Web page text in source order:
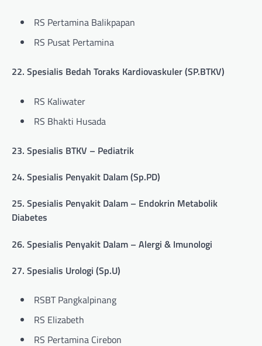
RS Pertamina Balikpapan
RS Pusat Pertamina
22. Spesialis Bedah Toraks Kardiovaskuler (SP.BTKV)
RS Kaliwater
RS Bhakti Husada
23. Spesialis BTKV – Pediatrik
24. Spesialis Penyakit Dalam (Sp.PD)
25. Spesialis Penyakit Dalam – Endokrin Metabolik
Diabetes
26. Spesialis Penyakit Dalam – Alergi & Imunologi
27. Spesialis Urologi (Sp.U)
RSBT Pangkalpinang
RS Elizabeth
RS Pertamina Cirebon